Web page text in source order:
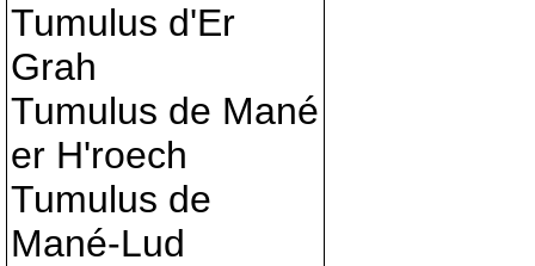
Tumulus d'Er
Grah
Tumulus de Mané
er H'roech
Tumulus de
Mané-Lud